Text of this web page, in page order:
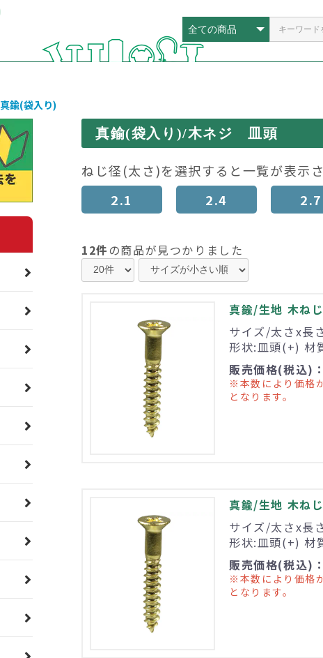
真鍮(袋入り)
真鍮(袋入り)/木ネジ 皿頭
ねじ径(太さ)を選択すると一覧が表示さ
2.1
2.4 2.7
12件 の商品が見つかりました
真鍮/生地 木ね
サイズ/太さx長
形状:皿頭(+) 材
販売価格(税込)
※本数により価格
となります。
真鍮/生地 木ね
サイズ/太さx長
形状:皿頭(+) 材
販売価格(税込)
※本数により価格
となります。